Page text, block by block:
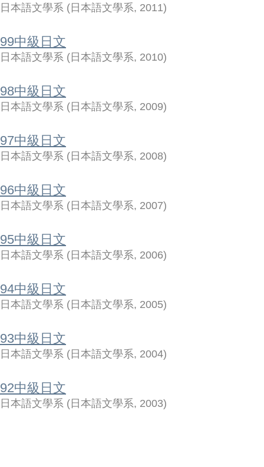
日本語文學系 ( 日本語文學系, 2011)
99中級日文
日本語文學系 ( 日本語文學系, 2010)
98中級日文
日本語文學系 ( 日本語文學系, 2009)
97中級日文
日本語文學系 ( 日本語文學系, 2008)
96中級日文
日本語文學系 ( 日本語文學系, 2007)
95中級日文
日本語文學系 ( 日本語文學系, 2006)
94中級日文
日本語文學系 ( 日本語文學系, 2005)
93中級日文
日本語文學系 ( 日本語文學系, 2004)
92中級日文
日本語文學系 ( 日本語文學系, 2003)